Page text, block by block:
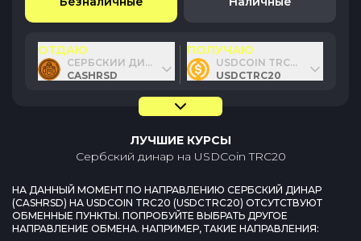
ОТДАЮ
СЕРБСКИЙ ДИНАР
CASHRSD
ПОЛУЧАЮ
USDCOIN TRC20
USDCTRC20
ЛУЧШИЕ КУРСЫ
Сербский динар на USDCoin TRC20
НА ДАННЫЙ МОМЕНТ ПО НАПРАВЛЕНИЮ СЕРБСКИЙ ДИНАР
(CASHRSD) НА USDCOIN TRC20 (USDCTRC20) ОТСУТСТВУЮТ
ОБМЕННЫЕ ПУНКТЫ. ПОПРОБУЙТЕ ВЫБРАТЬ ДРУГОЕ
НАПРАВЛЕНИЕ ОБМЕНА. НАПРИМЕР, ТАКИЕ НАПРАВЛЕНИЯ: